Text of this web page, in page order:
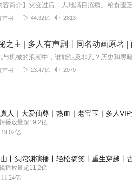
声书 44.32亿 2813
之主 | 多人有声剧丨同名动画原著 |
声书 23.47亿 2070
人｜大爱仙尊｜热血｜老宝玉｜多人VIP
播放量超19.2亿
19.02亿
丨头陀渊演播丨轻松搞笑丨重生穿越丨
播放量超11.2亿
11.24亿